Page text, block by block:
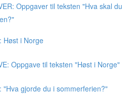
Oppgaver til teksten "Hva skal du
Høst i Norge
Oppgave til teksten "Høst i Norge"
"Hva gjorde du i sommerferien?"